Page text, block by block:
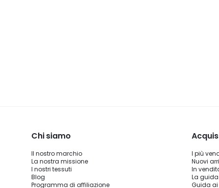
Chi siamo
Il nostro marchio
La nostra missione
I nostri tessuti
Blog
Programma di affiliazione
I più
Nuovi
In
La
Guida ai